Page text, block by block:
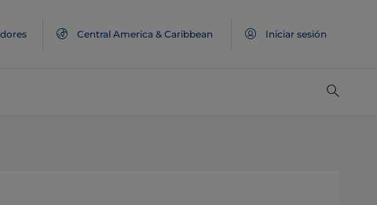
Central America & Caribbean Iniciar sesión